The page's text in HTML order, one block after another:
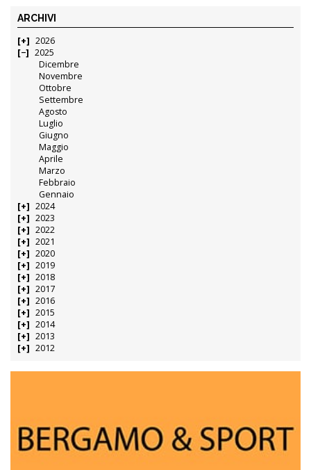
ARCHIVI
2026
2025
Dicembre
Novembre
Ottobre
Settembre
Agosto
Luglio
Giugno
Maggio
Aprile
Marzo
Febbraio
Gennaio
2024
2023
2022
2021
2020
2019
2018
2017
2016
2015
2014
2013
2012